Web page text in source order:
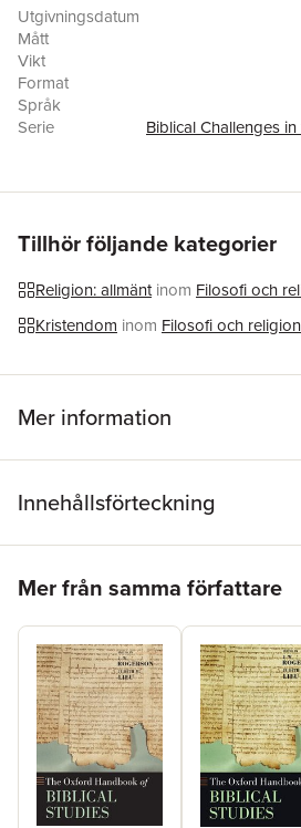
studies - sexual relationships, life
and the charging of interest - to
illuminate contemporary concerns.
Utgivningsdatum
Mått
Vikt
Format
Språk
Serie
Biblical Challenges
ISBN
Tillhör följande kategorier
Religion: allmänt inom Filosofi och
Kristendom inom Filosofi och religion
Mer information
Innehållsförteckning
Mer från samma författare